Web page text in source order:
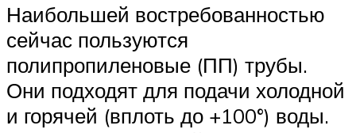
Наибольшей востребованностью
сейчас пользуются
полипропиленовые (ПП) трубы.
Они подходят для подачи холодной
и горячей (вплоть до +100°) воды.